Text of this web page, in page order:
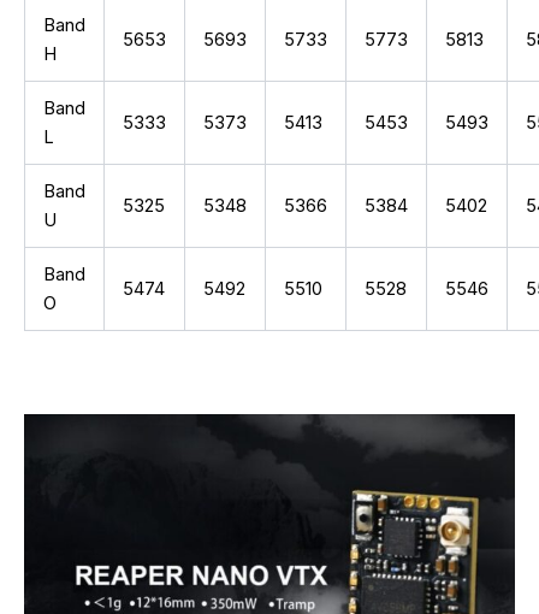
Band
H
5653 5693 5733 5773 5813
Band
L
5333 5373 5413 5453 5493
Band
U
5325 5348 5366 5384 5402
Band
O
5474 5492 5510 5528 5546